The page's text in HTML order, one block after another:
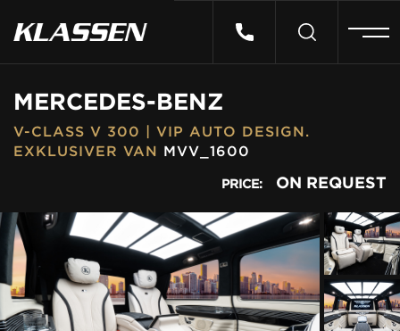
MERCEDES-BENZ
V-CLASS V 300 | VIP AUTO DESIGN.
EXKLUSIVER VAN MVV_1600
PRICE: ON REQUEST
VEHICLES
ABOUT US
CONTACT